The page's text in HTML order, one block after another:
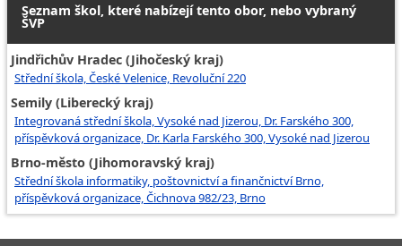
Seznam škol, které nabízejí tento obor, nebo vybraný
ŠVP
Jindřichův Hradec (Jihočeský kraj)
Střední škola, České Velenice, Revoluční 220
Semily (Liberecký kraj)
Integrovaná střední škola, Vysoké nad Jizerou, Dr. Farského 300,
příspěvková organizace, Dr. Karla Farského 300, Vysoké nad Jizerou
Brno-město (Jihomoravský kraj)
Střední škola informatiky, poštovnictví a finančnictví Brno,
příspěvková organizace, Čichnova 982/23, Brno